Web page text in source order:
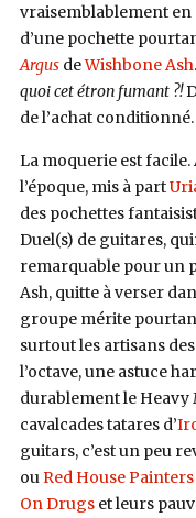
vraisemblablement en
d’une pochette
ArgusdeWishbone Ash
quoi cet étron fumant ?!
de l’achat conditionné.
La moquerie est
l’époque, mis à part
des pochettes
Duel(s) de guitares,
remarquable pour un
Ash, quitte à verser
groupe mérite
surtout les artisans
l’octave, une astuce
durablement le Heavy
cavalcades tatares d’
guitars, c’est un peu
ou Red House Painters
On Drugset leurs